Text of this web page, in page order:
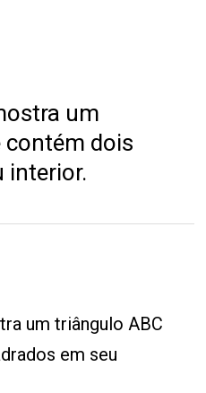
um
contém dois
interior.
um triângulo ABC
em seu